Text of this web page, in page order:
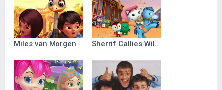
Miles van Morgen Sherrif Callies Wilde Westen